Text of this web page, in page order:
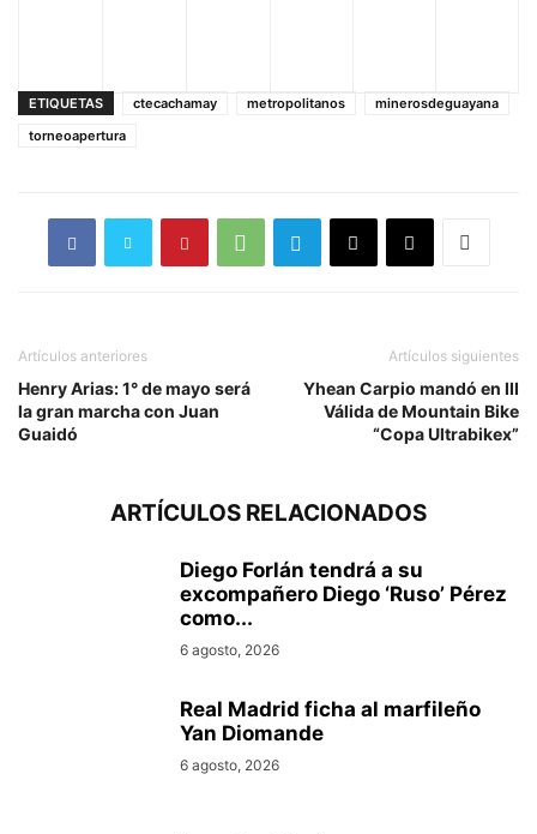
ETIQUETAS ctecachamay metropolitanos
minerosdeguayana
torneoapertura
Artículos anteriores
Henry Arias: 1° de mayo será
la gran marcha con Juan
Guaidó
Artículos siguientes
Yhean Carpio mandó en III
Válida de Mountain Bike
“Copa Ultrabikex”
ARTÍCULOS RELACIONADOS
Diego Forlán tendrá a su
excompañero Diego ‘Ruso’ Pérez
como...
6 agosto, 2026
Real Madrid ficha al marfileño
Yan Diomande
6 agosto, 2026